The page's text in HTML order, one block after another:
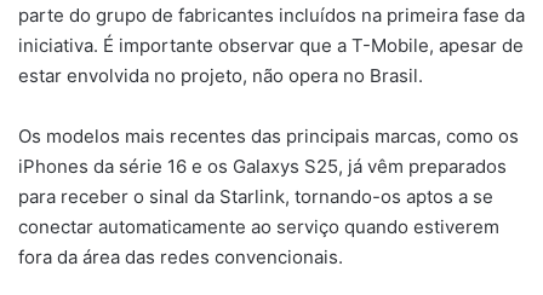
parte do grupo de fabricantes incluídos na primeira fase da
iniciativa. É importante observar que a T-Mobile, apesar de
estar envolvida no projeto, não opera no Brasil.
Os modelos mais recentes das principais marcas, como os
iPhones da série 16 e os Galaxys S25, já vêm preparados
para receber o sinal da Starlink, tornando-os aptos a se
conectar automaticamente ao serviço quando estiverem
fora da área das redes convencionais.